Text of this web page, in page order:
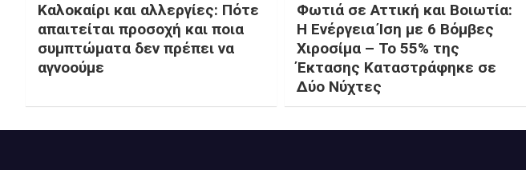
Καλοκαίρι και αλλεργίες: Πότε
απαιτείται προσοχή και ποια
συμπτώματα δεν πρέπει να
αγνοούμε
Φωτιά σε Αττική και Βοιωτία:
Η Ενέργεια Ίση με 6 Βόμβες
Χιροσίμα – Το 55% της
Έκτασης Καταστράφηκε σε
Δύο Νύχτες